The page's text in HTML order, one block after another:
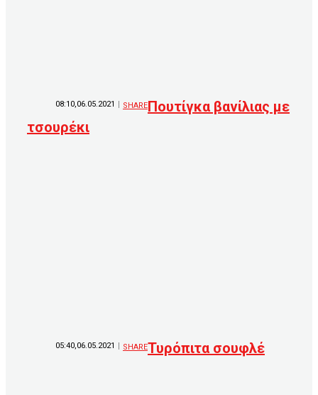
08:10,06.05.2021 SHAREΠουτίγκα βανίλιας με
τσουρέκι
05:40,06.05.2021 SHAREΤυρόπιτα σουφλέ